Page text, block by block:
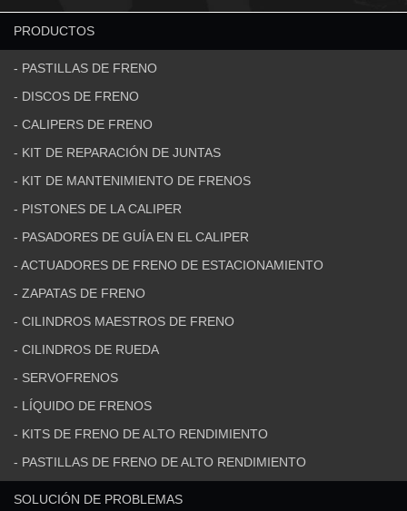
PRODUCTOS
- PASTILLAS DE FRENO
- DISCOS DE FRENO
- CALIPERS DE FRENO
- KIT DE REPARACIÓN DE JUNTAS
- KIT DE MANTENIMIENTO DE FRENOS
- PISTONES DE LA CALIPER
- PASADORES DE GUÍA EN EL CALIPER
- ACTUADORES DE FRENO DE ESTACIONAMIENTO
- ZAPATAS DE FRENO
- CILINDROS MAESTROS DE FRENO
- CILINDROS DE RUEDA
- SERVOFRENOS
- LÍQUIDO DE FRENOS
- KITS DE FRENO DE ALTO RENDIMIENTO
- PASTILLAS DE FRENO DE ALTO RENDIMIENTO
SOLUCIÓN DE PROBLEMAS